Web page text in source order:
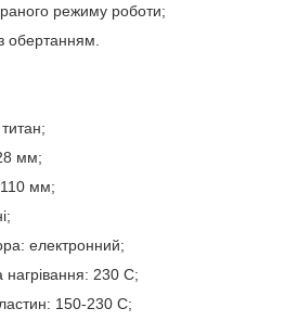
режиму роботи;
обертанням.
мм;
мм;
електронний;
230 C;
150-230 C;